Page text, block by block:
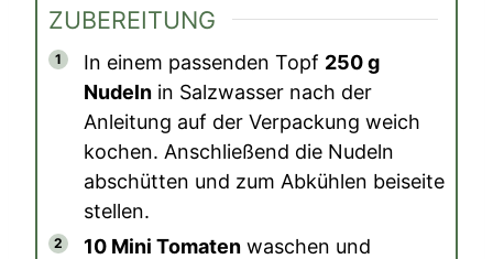
ZUBEREITUNG
In einem passenden Topf 250 g
Nudeln in Salzwasser nach der
Anleitung auf der Verpackung weich
kochen. Anschließend die Nudeln
abschütten und zum Abkühlen beiseite
stellen.
10 Mini Tomaten waschen und